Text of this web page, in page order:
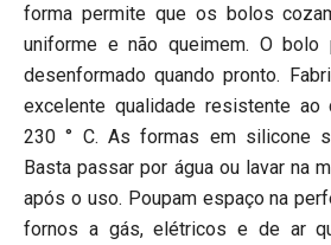
forma permite que os bolos
uniforme e não queimem. O bolo
desenformado quando pronto.
excelente qualidade resistente ao
230 ° C. As formas em silicone
Basta passar por água ou lavar na
após o uso. Poupam espaço na
fornos a gás, elétricos e de ar